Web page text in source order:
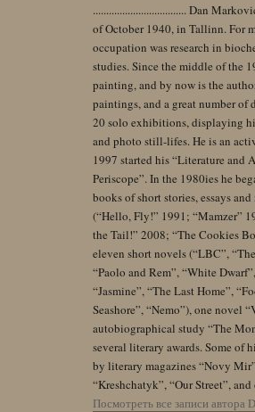
................................... Dan
of October 1940, in Tallinn. For
occupation was research in
studies. Since the middle of the
painting, and by now is the
paintings, and a great number of
20 solo exhibitions, displaying
and photo still-lifes. He is an
1997 started his “Literature and
Periscope”. In the 1980ies he
books of short stories, essays
(“Hello, Fly!” 1991; “Mamzer”
the Tail!” 2008; “The Cookies
eleven short novels (“LBC”,
“Paolo and Rem”, “White
“Jasmine”, “The Last Home”,
Seashore”, “Nemo”), one novel
autobiographical study “The
several literary awards. Some of
by literary magazines “Novy
“Kreshchatyk”, “Our Street”, and
Посмотреть все записи автора